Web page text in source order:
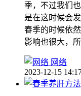
季，不过我们
是在这时候会
春季的时候依
影响也很大，
网络
2023-12-15